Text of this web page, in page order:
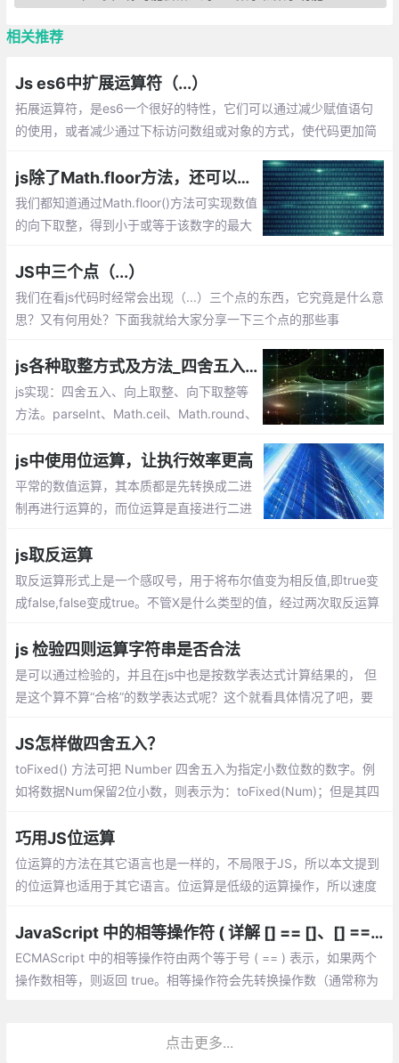
相关推荐
Js es6中扩展运算符（...）
拓展运算符，是es6一个很好的特性，它们可以通过减少赋值语句
的使用，或者减少通过下标访问数组或对象的方式，使代码更加简
以及相关知识。
js除了Math.floor方法，还可以通过位运算|，>>实现向下取整
我们都知道通过Math.floor()方法可实现数值
的向下取整，得到小于或等于该数字的最大
运算|，>>来实现向下取整哦
JS中三个点（...）
我们在看js代码时经常会出现（...）三个点的东西，它究竟是什么意
思？又有何用处？下面我就给大家分享一下三个点的那些事
js各种取整方式及方法_四舍五入、向上取整、向下取整
js实现：四舍五入、向上取整、向下取整等
方法。parseInt、Math.ceil、Math.round、
js中使用位运算，让执行效率更高
平常的数值运算，其本质都是先转换成二进
制再进行运算的，而位运算是直接进行二进
较高的，由于位运算的博大精深，下面通过
一些在js中使用位运算的实例
js取反运算
取反运算形式上是一个感叹号，用于将布尔值变为相反值,即true变
成false,false变成true。不管X是什么类型的值，经过两次取反运算
是将一个值转成布尔值的简便写法。
js 检验四则运算字符串是否合法
是可以通过检验的，并且在js中也是按数学表达式计算结果的， 但
是这个算不算“合格”的数学表达式呢？这个就看具体情况了吧，要
JS怎样做四舍五入？
toFixed() 方法可把 Number 四舍五入为指定小数位数的数字。例
如将数据Num保留2位小数，则表示为：toFixed(Num)；但是其四
巧用JS位运算
位运算的方法在其它语言也是一样的，不局限于JS，所以本文提到
的位运算也适用于其它语言。位运算是低级的运算操作，所以速度
JavaScript 中的相等操作符 ( 详解 [] == []、[] == ![]、{} == !{} )
ECMAScript 中的相等操作符由两个等于号 ( == ) 表示，如果两个
操作数相等，则返回 true。相等操作符会先转换操作数（通常称为
点击更多...